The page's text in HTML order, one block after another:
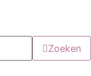
Zoeken